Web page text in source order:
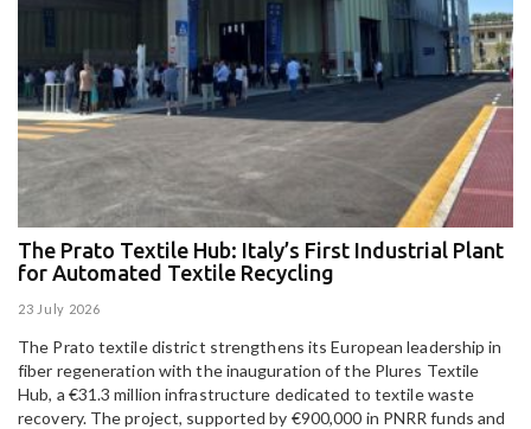
The Prato Textile Hub: Italy’s First Industrial Plant
for Automated Textile Recycling
23 July 2026
The Prato textile district strengthens its European leadership in
fiber regeneration with the inauguration of the Plures Textile
Hub, a €31.3 million infrastructure dedicated to textile waste
recovery. The project, supported by €900,000 in PNRR funds and